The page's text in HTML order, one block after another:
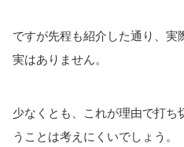
ですが先程も紹介した通り、実
実はありません。
少なくとも、これが理由で打ち
うことは考えにくいでしょう。